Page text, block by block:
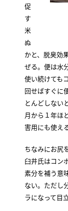
促
す
米
ぬ
かと、脱臭効
ぜる。便は水
使い続けても
回せばすぐに
とんどしない
月から１年ほ
害用にも使え
ちなみにお尻
臼井氏はコン
素分を補う意
ない。ただし
ラになって目